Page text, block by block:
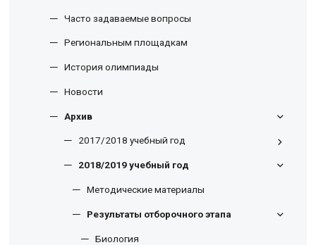
Часто задаваемые вопросы
Региональным площадкам
История олимпиады
Новости
Архив
2017/2018 учебный год
2018/2019 учебный год
Методические материалы
Результаты отборочного этапа
Биология